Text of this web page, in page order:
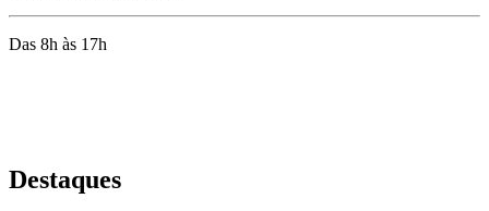
Das 8h às 17h
Destaques